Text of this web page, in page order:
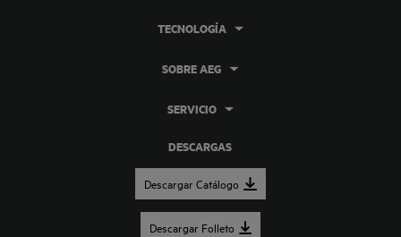
DESCARGAS
Descargar Catálogo
Descargar Folleto
TECNOLOGÍA
SOBRE AEG
SERVICIO